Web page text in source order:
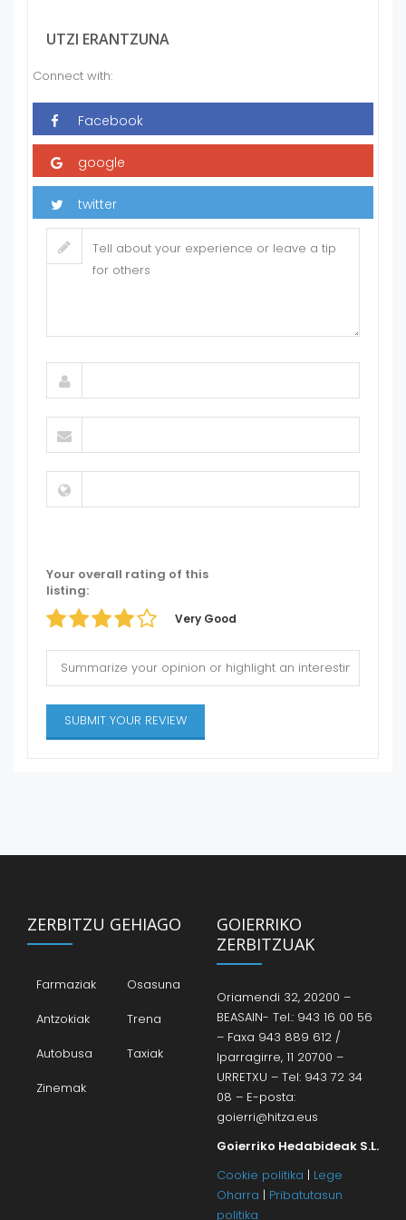
UTZI ERANTZUNA
Connect with:
Your overall rating of this
listing:
Very Good
ZERBITZU GEHIAGO
Farmaziak
Osasuna
Antzokiak
Trena
Autobusa
Taxiak
Zinemak
GOIERRIKO
ZERBITZUAK
Oriamendi 32, 20200 –
BEASAIN- Tel.: 943 16 00 56
– Faxa 943 889 612 /
Iparragirre, 11 20700 –
URRETXU – Tel: 943 72 34
08 – E-posta:
goierri@hitza.eus
Goierriko Hedabideak S.L.
Cookie politika | Lege
Oharra | Pribatutasun
politika